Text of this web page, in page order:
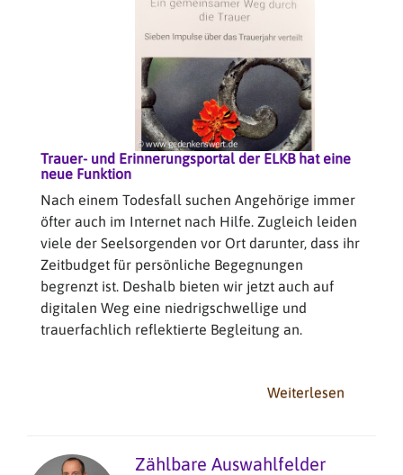
Trauer- und Erinnerungsportal der ELKB hat eine
neue Funktion
Nach einem Todesfall suchen Angehörige immer
öfter auch im Internet nach Hilfe. Zugleich leiden
viele der Seelsorgenden vor Ort darunter, dass ihr
Zeitbudget für persönliche Begegnungen
begrenzt ist. Deshalb bieten wir jetzt auch auf
digitalen Weg eine niedrigschwellige und
trauerfachlich reflektierte Begleitung an.
Weiterlesen
Zählbare Auswahlfelder